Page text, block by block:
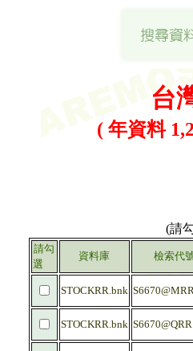
台
( 年資料
(請
請勾
選
資料庫 檢索代
STOCKRR.bnk
STOCKRR.bnk